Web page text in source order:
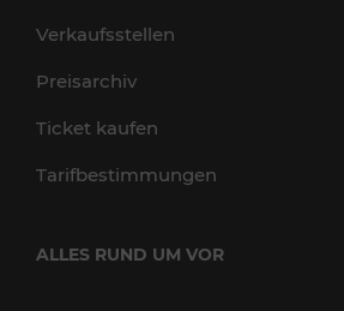
Verkaufsstellen
Preisarchiv
Ticket kaufen
Tarifbestimmungen
ALLES RUND UM VOR